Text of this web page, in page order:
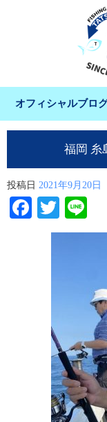
オフィシャルブロ
福岡 糸
投稿日 2021年9月20日
Facebook